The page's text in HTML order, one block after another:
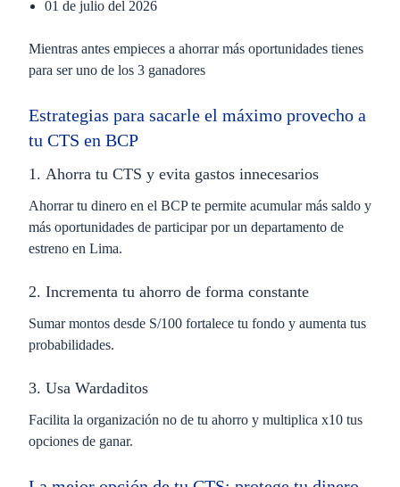
01 de julio del 2026
Mientras antes empieces a ahorrar más oportunidades tienes
para ser uno de los 3 ganadores
Estrategias para sacarle el máximo provecho a
tu CTS en BCP
1. Ahorra tu CTS y evita gastos innecesarios
Ahorrar tu dinero en el BCP te permite acumular más saldo y
más oportunidades de participar por un departamento de
estreno en Lima.
2. Incrementa tu ahorro de forma constante
Sumar montos desde S/100 fortalece tu fondo y aumenta tus
probabilidades.
3. Usa Wardaditos
Facilita la organización no de tu ahorro y multiplica x10 tus
opciones de ganar.